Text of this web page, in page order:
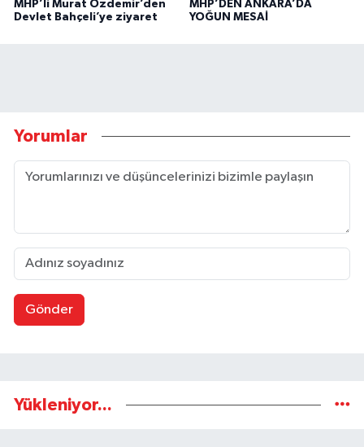
MHP’li Murat Özdemir’den
Devlet Bahçeli’ye ziyaret
MHP’DEN ANKARA’DA
YOĞUN MESAİ
Yorumlar
Gönder
Yükleniyor...